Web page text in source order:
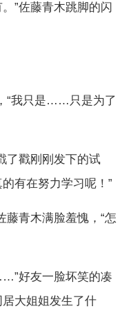
”佐藤青木跳脚的闪
“我只是……只是为了
了戳刚刚发下的试
有在努力学习呢！”
藤青木满脸羞愧，“怎
好友一脸坏笑的凑
大姐姐发生了什